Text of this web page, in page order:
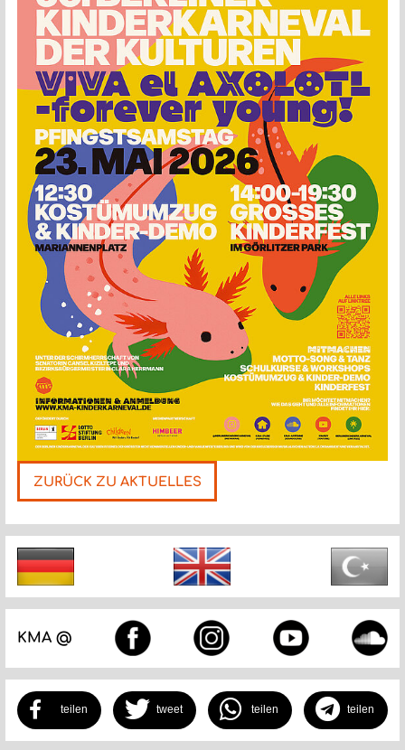
ZURÜCK ZU AKTUELLES
Nächste
teilen tweet teilen teilen
KMA @